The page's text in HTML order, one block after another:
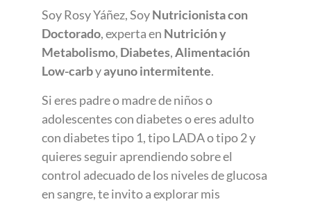
Soy Rosy Yáñez, SoyNutricionista con
Doctorado, experta en Nutrición y
Metabolismo, Diabetes,Alimentación
Low-carbyayuno intermitente.
Si eres padre o madre de niños o
adolescentes con diabetes o eres adulto
con diabetes tipo 1, tipo LADA o tipo 2 y
quieres seguir aprendiendo sobre el
control adecuado de los niveles de glucosa
en sangre, te invito a explorar mis